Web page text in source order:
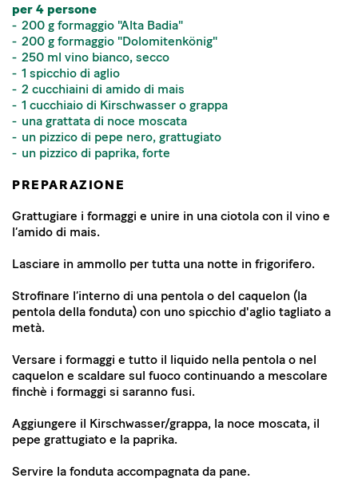
per 4 persone
200 g formaggio "Alta Badia"
200 g formaggio "Dolomitenkönig"
250 ml vino bianco, secco
1 spicchio di aglio
2 cucchiaini di amido di mais
1 cucchiaio di Kirschwasser o grappa
una grattata di noce moscata
un pizzico di pepe nero, grattugiato
un pizzico di paprika, forte
PREPARAZIONE
Grattugiare i formaggi e unire in una ciotola con il vino e
l’amido di mais.
Lasciare in ammollo per tutta una notte in frigorifero.
Strofinare l’interno di una pentola o del caquelon (la
pentola della fonduta) con uno spicchio d'aglio tagliato a
metà.
Versare i formaggi e tutto il liquido nella pentola o nel
caquelon e scaldare sul fuoco continuando a mescolare
finchè i formaggi si saranno fusi.
Aggiungere il Kirschwasser/grappa, la noce moscata, il
pepe grattugiato e la paprika.
Servire la fonduta accompagnata da pane.